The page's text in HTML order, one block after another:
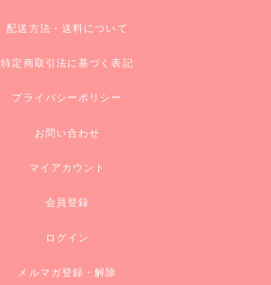
配送方法・送料について
特定商取引法に基づく表記
プライバシーポリシー
お問い合わせ
マイアカウント
会員登録
ログイン
メルマガ登録・解除